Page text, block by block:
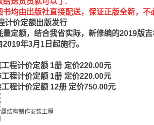
均由出版社直接配送，保证正版全新，不
计价定额出版发行
定额，结合我省实际，新修编的2019版
年3月1日起施行。
程计价定额 1册 定价220.00元
程计价定额 1册 定价220.00元
程计价定额 12册 定价750.00元
结构制作安装工程